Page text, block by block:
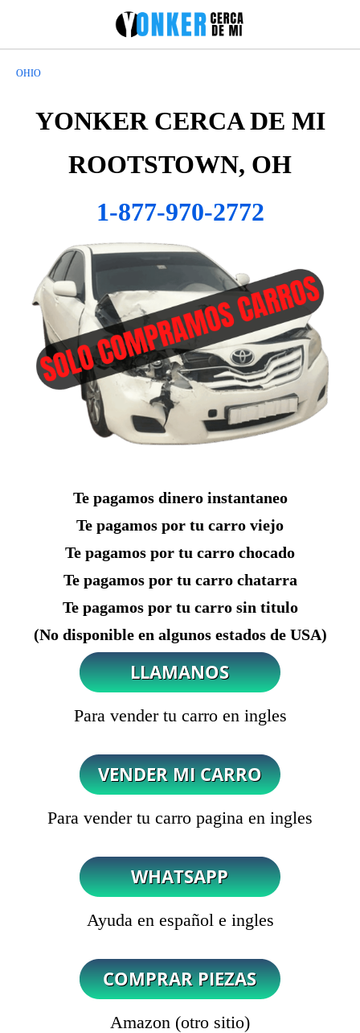
OHIO
YONKER CERCA DE MI
ROOTSTOWN, OH
1-877-970-2772
Te pagamos dinero instantaneo
Te pagamos por tu carro viejo
Te pagamos por tu carro chocado
Te pagamos por tu carro chatarra
Te pagamos por tu carro sin titulo
(No disponible en algunos estados de USA)
Para vender tu carro en ingles
Para vender tu carro pagina en ingles
Ayuda en español e ingles
Amazon (otro sitio)